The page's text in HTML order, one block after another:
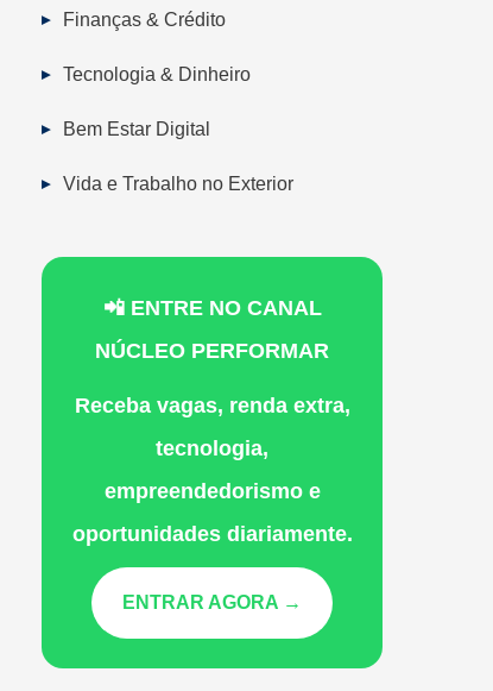
Finanças & Crédito
Tecnologia & Dinheiro
Bem Estar Digital
Vida e Trabalho no Exterior
📲 ENTRE NO CANAL
NÚCLEO PERFORMAR
Receba vagas, renda extra,
tecnologia,
empreendedorismo e
oportunidades diariamente.
ENTRAR AGORA →